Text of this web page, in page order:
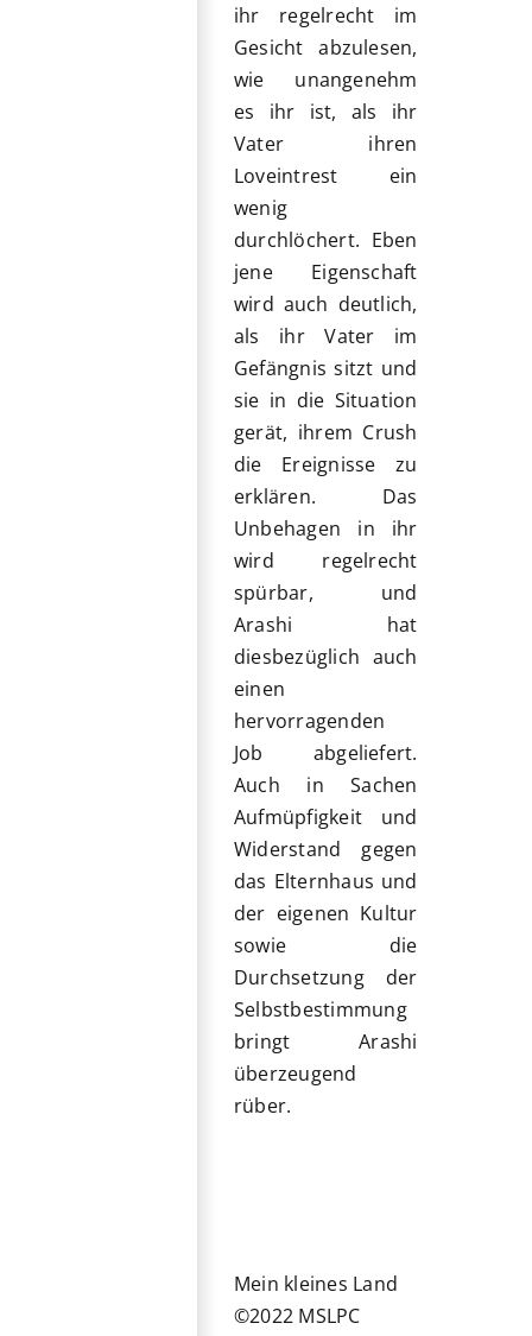
ihr regelrecht im
Gesicht abzulesen,
wie unangenehm
es ihr ist, als ihr
Vater ihren
Loveintrest ein
wenig
durchlöchert. Eben
jene Eigenschaft
wird auch deutlich,
als ihr Vater im
Gefängnis sitzt und
sie in die Situation
gerät, ihrem Crush
die Ereignisse zu
erklären. Das
Unbehagen in ihr
wird regelrecht
spürbar, und
Arashi hat
diesbezüglich auch
einen
hervorragenden
Job abgeliefert.
Auch in Sachen
Aufmüpfigkeit und
Widerstand gegen
das Elternhaus und
der eigenen Kultur
sowie die
Durchsetzung der
Selbstbestimmung
bringt Arashi
überzeugend
rüber.
Mein kleines Land
©2022 MSLPC